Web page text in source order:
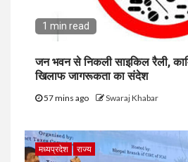
1 min read
जन भवन से निकली साइकिल रैली,
खिलाफ जागरूकता का संदेश
57 mins ago Swaraj Khabar
मध्यप्रदेश राज्य